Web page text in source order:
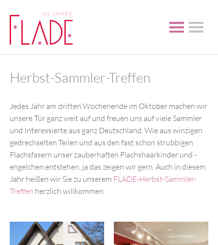
Herbst-Sammler-Treffen
Jedes Jahr am dritten Wochenende im Oktober machen wir
unsere Tür ganz weit auf und freuen uns auf viele Sammler
und Interessierte aus ganz Deutschland. Wie aus winzigen
gedrechselten Teilen und aus den fast schon strubbigen
Flachsfasern unser zauberhaften Flachshaarkinder und -
engelchen entstehen, ja das zeigen wir gern. Auch in diesem
Jahr heißen wir Sie zu unserem FLADE-Herbst-Sammler-
Treffen herzlich willkommen.